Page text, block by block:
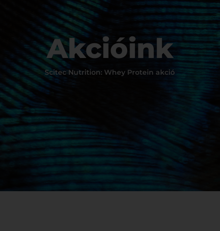
Akcióink
Scitec Nutrition: Whey Protein akció